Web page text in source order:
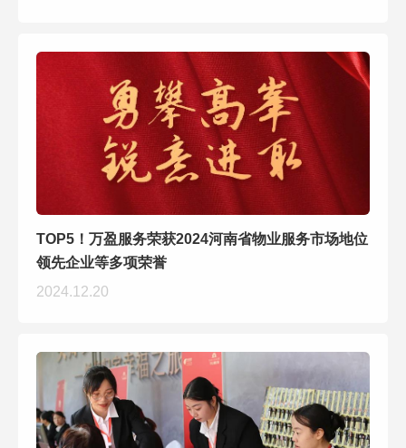
TOP5！万盈服务荣获2024河南省物业服务市场地位
领先企业等多项荣誉
2024.12.20